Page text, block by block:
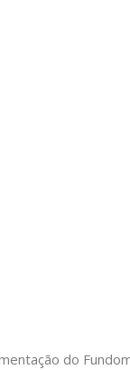
do